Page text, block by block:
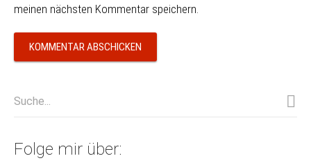
meinen nächsten Kommentar speichern.
Folge mir über: